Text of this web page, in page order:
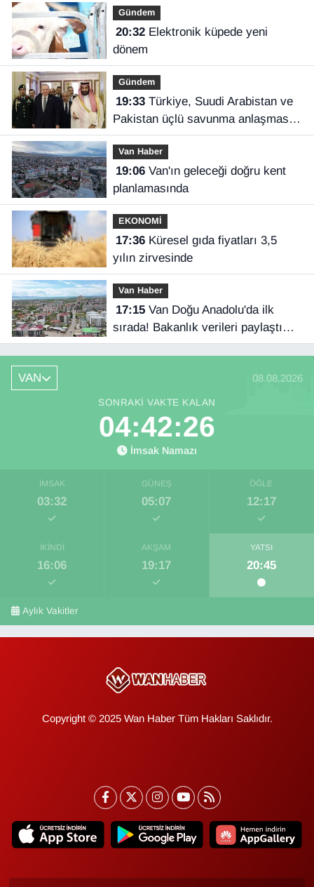
Gündem
20:32Elektronik küpede yeni
dönem
Gündem
19:33Türkiye, Suudi Arabistan ve
Pakistan üçlü savunma anlaşması
imzaladı
Van Haber
19:06Van'ın geleceği doğru kent
planlamasında
EKONOMİ
17:36Küresel gıda fiyatları 3,5
yılın zirvesinde
Van Haber
17:15Van Doğu Anadolu'da ilk
sırada! Bakanlık verileri paylaştı…
VAN 08.08.2026
SONRAKI VAKTE KALAN
04:42:25
İmsak Namazı
İMSAK
03:32
GÜNEŞ
05:07
ÖĞLE
12:17
İKINDI
16:06
AKŞAM
19:17
YATSI
20:45
Aylık Vakitler
Copyright © 2025 Wan Haber Tüm Hakları Saklıdır.